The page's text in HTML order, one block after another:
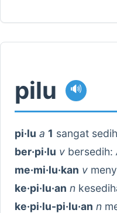
pilu 🔊
pi·lu a 1 sangat
ber·pi·lu v bersedih:
me·mi·lu·kan v
ke·pi·lu·an n
ke·pi·lu-pi·lu·an n